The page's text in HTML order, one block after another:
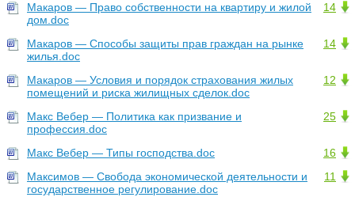
14
Макаров — Право собственности на квартиру и жилой
дом.doc
14
Макаров — Способы защиты прав граждан на рынке
жилья.doc
12
Макаров — Условия и порядок страхования жилых
помещений и риска жилищных сделок.doc
25
Макс Вебер — Политика как призвание и
профессия.doc
16
Макс Вебер — Типы господства.doc
11
Максимов — Cвобода экономической деятельности и
государственное регулирование.doc